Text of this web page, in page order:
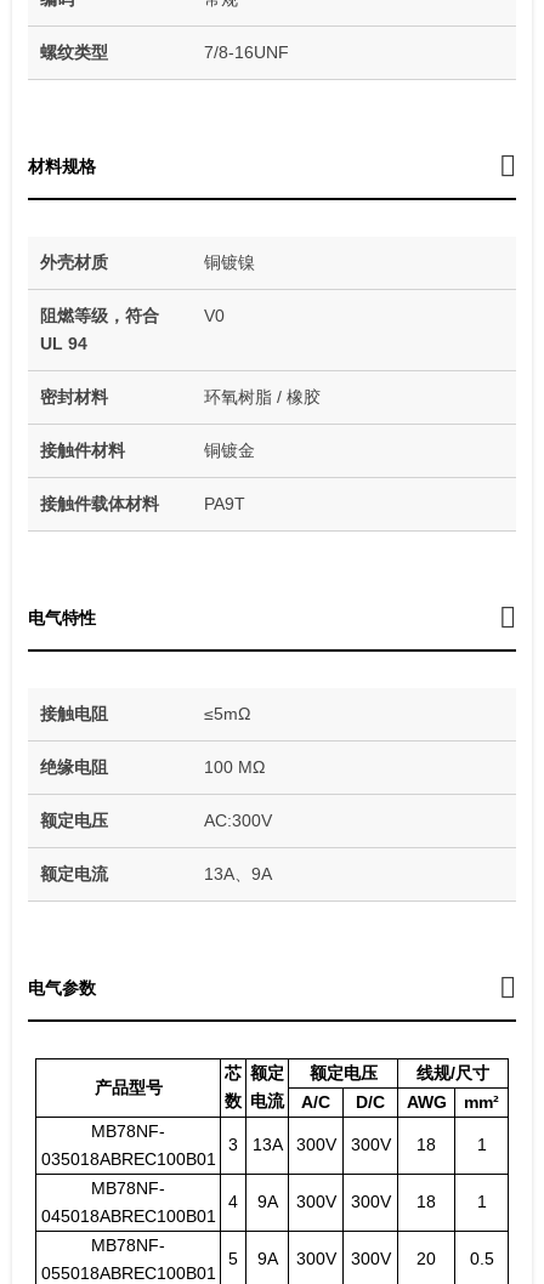
螺纹类型 7/8-16UNF
材料规格
外壳材质 铜镀镍
阻燃等级，符合
UL 94
V0
密封材料 环氧树脂 / 橡胶
接触件材料 铜镀金
接触件载体材料 PA9T
电气特性
接触电阻 ≤5mΩ
绝缘电阻 100 MΩ
额定电压 AC:300V
额定电流 13A、9A
电气参数
产品型号
芯
数
额定
电流
额定电压
线规/尺寸
A/C
D/C AWG
mm²
MB78NF-
035018ABREC100B01
3 13A 300V 300V 18 1
MB78NF-
045018ABREC100B01
4 9A 300V 300V 18 1
MB78NF-
055018ABREC100B01
5 9A 300V 300V 20 0.5